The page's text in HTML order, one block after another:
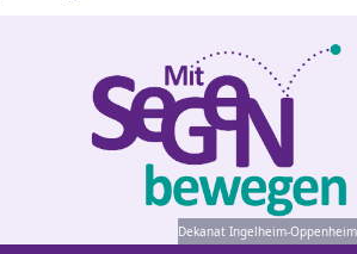
Dekanat Ingelheim-Oppenheim